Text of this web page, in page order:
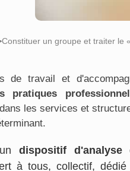
Constituer un groupe et traiter le
de travail et
pratiques
les services et
dispositif d'analyse
à tous, collectif,